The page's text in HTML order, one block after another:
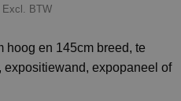
Excl. BTW